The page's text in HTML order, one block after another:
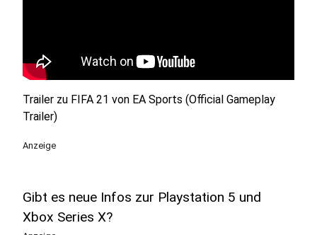
Trailer zu FIFA 21 von EA Sports (Official Gameplay
Trailer)
Anzeige
Gibt es neue Infos zur Playstation 5 und
Xbox Series X?